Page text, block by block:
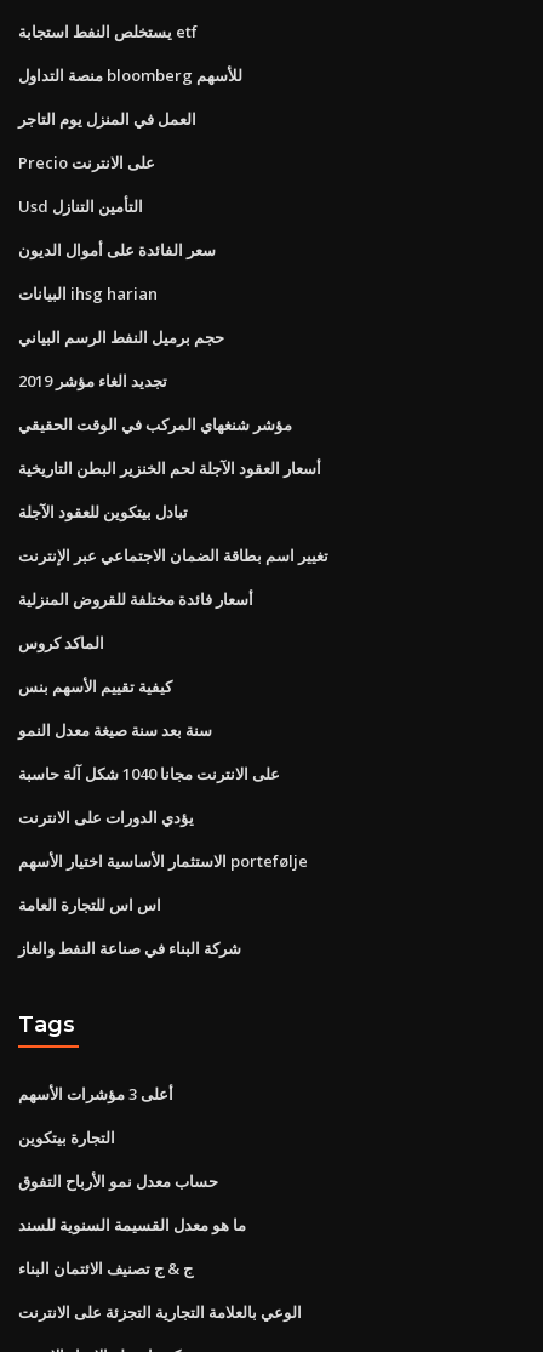
يستخلص النفط استجابة etf
منصة التداول bloomberg للأسهم
العمل في المنزل يوم التاجر
Precio على الانترنت
Usd التأمين التنازل
سعر الفائدة على أموال الديون
البيانات ihsg harian
حجم برميل النفط الرسم البياني
تجديد الغاء مؤشر 2019
مؤشر شنغهاي المركب في الوقت الحقيقي
أسعار العقود الآجلة لحم الخنزير البطن التاريخية
تبادل بيتكوين للعقود الآجلة
تغيير اسم بطاقة الضمان الاجتماعي عبر الإنترنت
أسعار فائدة مختلفة للقروض المنزلية
الماكد كروس
كيفية تقييم الأسهم بنس
سنة بعد سنة صيغة معدل النمو
على الانترنت مجانا 1040 شكل آلة حاسبة
يؤدي الدورات على الانترنت
الاستثمار الأساسية اختيار الأسهم portefølje
اس اس للتجارة العامة
شركة البناء في صناعة النفط والغاز
Tags
أعلى 3 مؤشرات الأسهم
التجارة بيتكوين
حساب معدل نمو الأرباح التفوق
ما هو معدل القسيمة السنوية للسند
ج & ج تصنيف الائتمان البناء
الوعي بالعلامة التجارية التجزئة على الانترنت